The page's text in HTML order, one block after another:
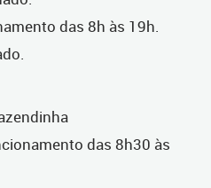
das 8h às 19h.
das 8h30 às